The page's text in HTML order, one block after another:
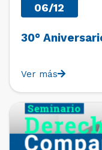
06/12
30°
Ver más
PAST EVENTS